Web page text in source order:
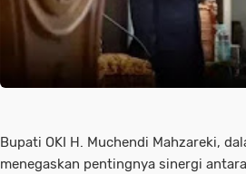
Bupati OKI H. Muchendi Mahzareki,
menegaskan pentingnya sinergi